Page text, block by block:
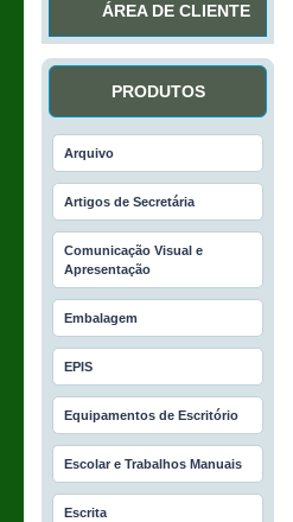
ÁREA DE CLIENTE
PRODUTOS
Arquivo
Artigos de Secretária
Comunicação Visual e
Apresentação
Embalagem
EPIS
Equipamentos de Escritório
Escolar e Trabalhos Manuais
Escrita